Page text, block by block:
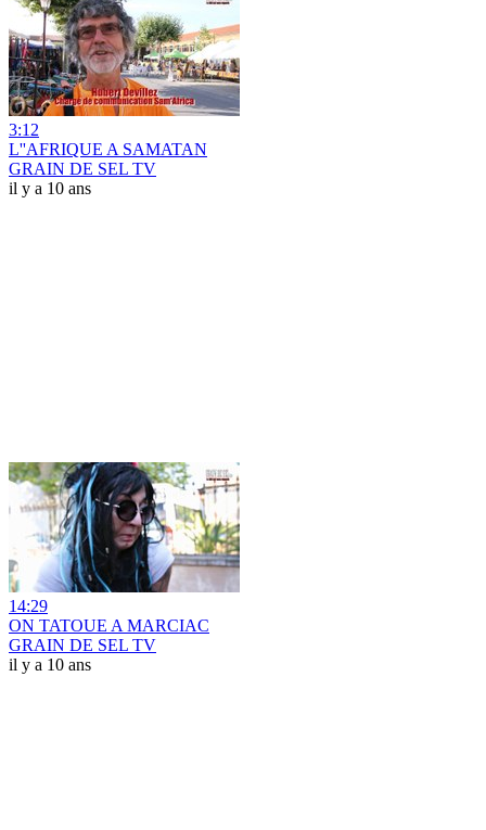
3:12
L''AFRIQUE A SAMATAN
GRAIN DE SEL TV
il y a 10 ans
14:29
ON TATOUE A MARCIAC
GRAIN DE SEL TV
il y a 10 ans